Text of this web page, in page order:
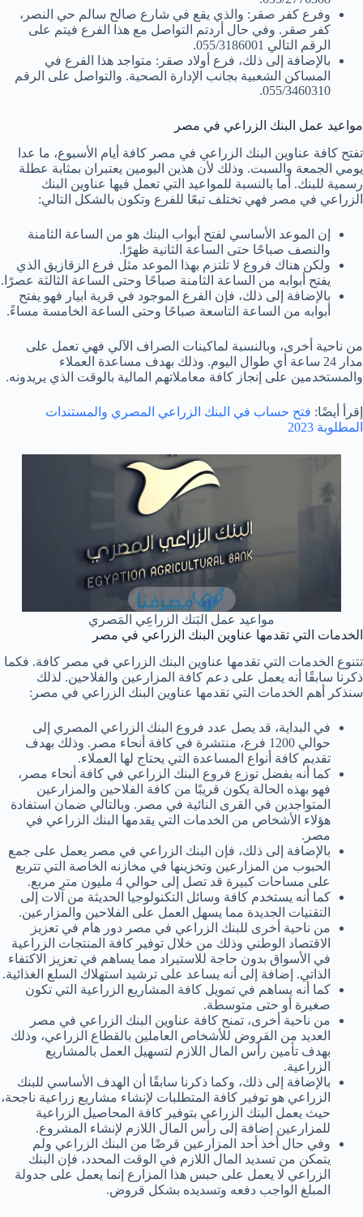
وفرع كفر صقر: والذي يقع في شارع صالح سالم حي النصر،
كفر صقر. وفي حال أردتم التواصل مع هذا الفرع فيتم على
الرقم التالي 055/3186001.
بالإضافة إلى ذلك، فرع أولاد صقر: متواجد هذا الفرع في
المساكن الشعبية بجانب الإدارة الصحية. والتواصل على الرقم
055/3460310.
مواعيد عمل البنك الزراعي في مصر
تفتح كافة عناوين البنك الزراعي في مصر كافة أيام الأسبوع، ما عدا
يومي الجمعة والسبت. وذلك لأن هذين اليومين يعتبران بمثابة عطلة
رسمية للبنك. أما بالنسبة للمواعيد التي تعمل فيها عناوين البنك
الزراعي في مصر فهي تختلف تبعًا للفرع وتكون بالشكل التالي:
إن الموعد الأساسي لفتح أبواب البنك هو من الساعة الثامنة
والنصف صباحًا حتى الساعة الثانية ظهرًا.
ولكن هناك فروع لا تلتزم بهذا الموعد مثل فرع الزقازيق الذي
يفتح أبوابه من الساعة الثامنة صباحًا وحتى الساعة الثالثة عصرًا.
بالإضافة إلى ذلك، فإن الفرع الموجود في قرية ابيار فهو يفتح
أبوابه من الساعة التاسعة صباحًا وحتى الساعة الخامسة مساءً.
من ناحية أخرى، وبالنسبة لماكينات الصراف الآلي فهي تعمل على
مدار 24 ساعة أي طوال اليوم. وذلك بهدف مساعدة العملاء
والمستخدمين على إنجاز كافة معاملاتهم المالية بالوقت الذي يريدونه.
إقرأ أيضًا: فتح حساب في البنك الزراعي المصري والمستندات
المطلوبة 2023
مواعيد عمل البَنك الزراعِي المَصري
الخدمات التي تقدمها عناوين البنك الزراعي في مصر
تتنوع الخدمات التي تقدمها عناوين البنك الزراعي في مصر كافة. فكما
ذكرنا سابقًا أنه يعمل على دعم كافة المزارعين والفلاحين. لذلك
سنذكر أهم الخدمات التي تقدمها عناوين البنك الزراعي في مصر:
في البداية، قد يصل عدد فروع البنك الزراعي المصري إلى
حوالي 1200 فرع، منتشرة في كافة أنحاء مصر. وذلك بهدف
تقديم كافة أنواع المساعدة التي يحتاج لها العملاء.
كما أنه بفضل توزع فروع البنك الزراعي في كافة أنحاء مصر،
فهو بهذه الحالة يكون قريبًا من كافة الفلاحين والمزارعين
المتواجدين في القرى النائية في مصر. وبالتالي ضمان استفادة
هؤلاء الأشخاص من الخدمات التي يقدمها البنك الزراعي في
مصر.
بالإضافة إلى ذلك، فإن البنك الزراعي في مصر يعمل على جمع
الحبوب من المزارعين وتخزينها في مخازنه الخاصة التي تتربع
على مساحات كبيرة قد تصل إلى حوالي 4 مليون متر مربع.
كما أنه يستخدم كافة وسائل التكنولوجيا الحديثة من آلات إلى
التقنيات الجديدة مما يسهل العمل على الفلاحين والمزارعين.
من ناحية أخرى للبنك الزراعي في مصر دور هام في تعزيز
الاقتصاد الوطني وذلك من خلال توفير كافة المنتجات الزراعية
في الأسواق بدون حاجة للاستيراد مما يساهم في تعزيز الاكتفاء
الذاتي. إضافة إلى أنه يساعد على ترشيد استهلاك السلع الغذائية.
كما أنه يساهم في تمويل كافة المشاريع الزراعية التي تكون
صغيرة أو حتى متوسطة.
من ناحية أخرى، تمنح كافة عناوين البنك الزراعي في مصر
العديد من القروض للأشخاص العاملين بالقطاع الزراعي، وذلك
بهدف تأمين رأس المال اللازم لتسهيل العمل بالمشاريع
الزراعية.
بالإضافة إلى ذلك، وكما ذكرنا سابقًا أن الهدف الأساسي للبنك
الزراعي هو توفير كافة المتطلبات لإنشاء مشاريع زراعية ناجحة،
حيث يعمل البنك الزراعي بتوفير كافة المحاصيل الزراعية
للمزارعين إضافة إلى رأس المال اللازم لإنشاء المشروع.
وفي حال أخذ أحد المزارعين قرضًا من البنك الزراعي ولم
يتمكن من تسديد المال اللازم في الوقت المحدد، فإن البنك
الزراعي لا يعمل على حبس هذا المزارع إنما يعمل على جدولة
المبلغ الواجب دفعه وتسديده بشكل قروض.